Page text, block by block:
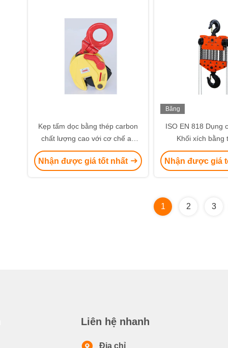
Kẹp tấm dọc bằng thép carbon
chất lượng cao với cơ chế an
toàn để nâng tấm thép
Nhận được giá tốt nhất
Băng
ISO EN 818 Dụng
Khối xích bằng
Nhận được giá
1 2 3
Liên hệ nhanh
Địa chỉ